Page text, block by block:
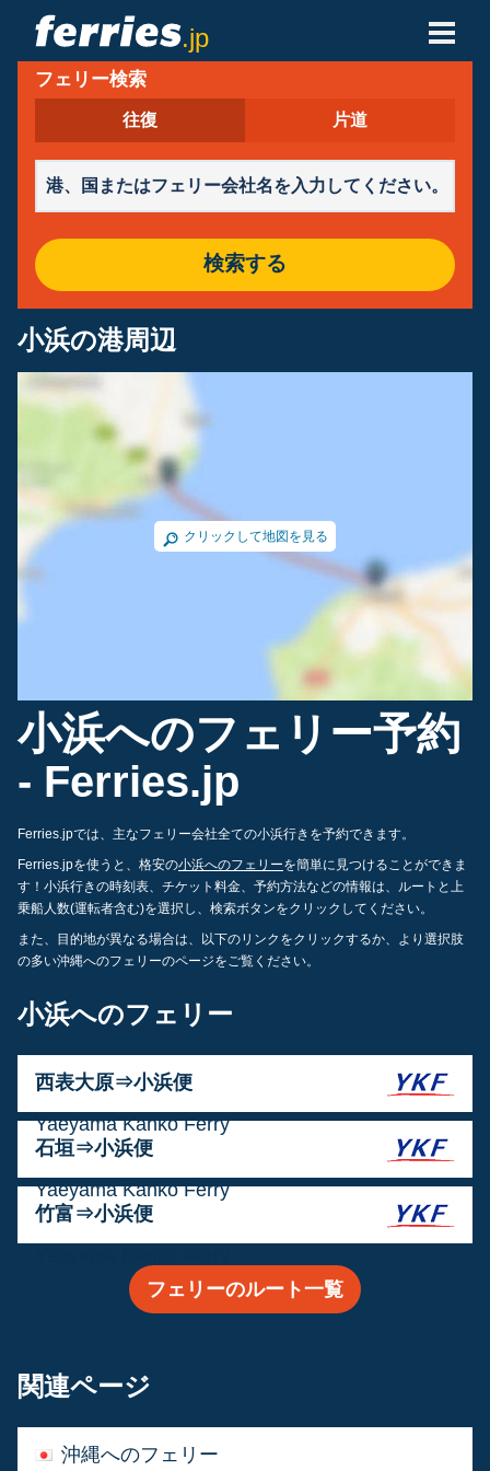
.jp
フェリー会社
フェリーの目的地
港
フェリー検索
往復 片道
検索する
小浜の港周辺
クリックして地図を見る
小浜へのフェリー予約
- Ferries.jp
Ferries.jpでは、主なフェリー会社全ての小浜行きを予約できます。
Ferries.jpを使うと、格安の小浜へのフェリーを簡単に見つけることができま
す！小浜行きの時刻表、チケット料金、予約方法などの情報は、ルートと上
乗船人数(運転者含む)を選択し、検索ボタンをクリックしてください。
また、目的地が異なる場合は、以下のリンクをクリックするか、より選択肢
の多い沖縄へのフェリーのページをご覧ください。
小浜へのフェリー
西表大原⇒小浜便
Yaeyama Kanko Ferry
石垣⇒小浜便
Yaeyama Kanko Ferry
竹富⇒小浜便
フェリーのルート一覧
関連ページ
沖縄へのフェリー